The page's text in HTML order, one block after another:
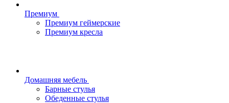
Премиум
Премиум геймерские
Премиум кресла
Домашняя мебель
Барные стулья
Обеденные стулья